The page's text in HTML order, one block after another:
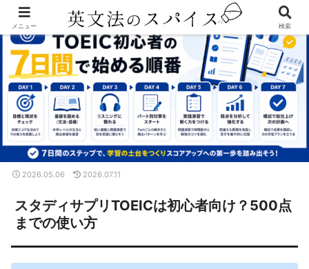
スタディサプリTOEICは初心者向け？500点
までの使い方
2026.05.06 2026.07.11
メニュー 検索